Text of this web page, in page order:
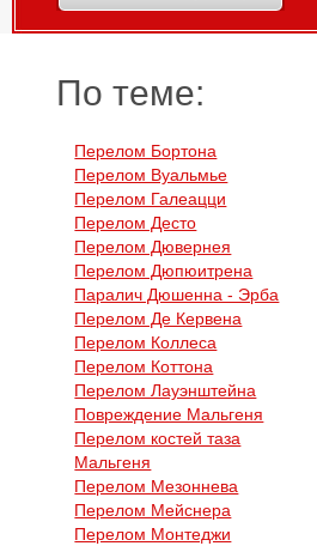
По теме:
Перелом Бортона
Перелом Вуальмье
Перелом Галеацци
Перелом Десто
Перелом Дювернея
Перелом Дюпюитрена
Паралич Дюшенна - Эрба
Перелом Де Кервена
Перелом Коллеса
Перелом Коттона
Перелом Лауэнштейна
Повреждение Мальгеня
Перелом костей таза
Мальгеня
Перелом Мезоннева
Перелом Мейснера
Перелом Монтеджи